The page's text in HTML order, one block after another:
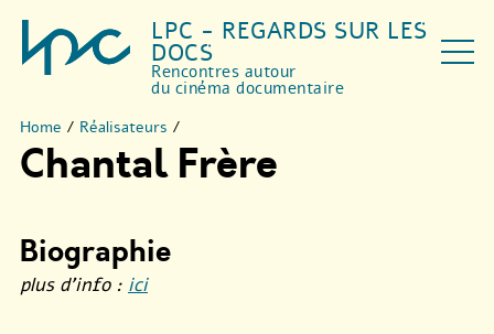
LPC - REGARDS SUR LES
DOCS
Rencontres autour
du cinéma documentaire
Home / Réalisateurs /
Chantal Frère
Biographie
plus d’info : ici